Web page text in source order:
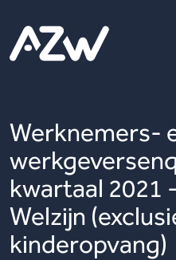
Werknemers-
kwartaal 2021
Welzijn
kinderopvang)